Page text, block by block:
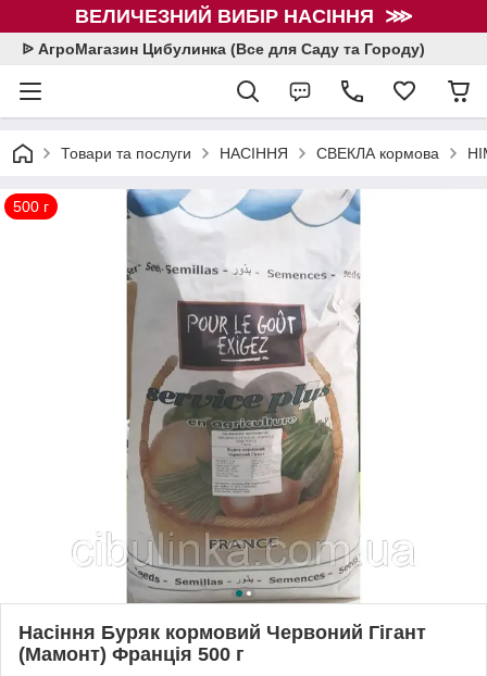
ВЕЛИЧЕЗНИЙ ВИБІР НАСІННЯ ⋙
ᐉ АгроМагазин Цибулинка (Все для Саду та Городу)
Товари та послуги НАСІННЯ СВЕКЛА кормова
500 г
Насіння Буряк кормовий Червоний Гігант
(Мамонт) Франція 500 г